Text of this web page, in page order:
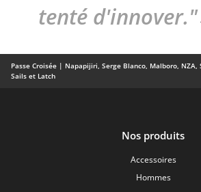
tenté d'innover."
Passe Croisée | Napapijiri, Serge Blanco, Malboro, NZA,
Sails et Latch
Nos produits
Accessoires
Hommes